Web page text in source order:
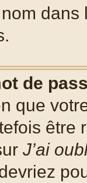
de
que
être
J’ai